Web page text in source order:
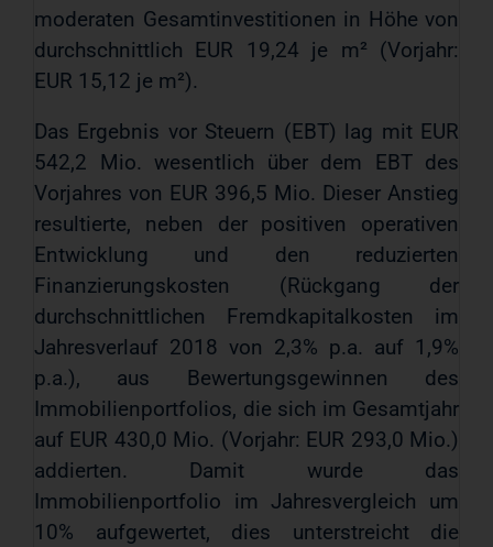
moderaten Gesamtinvestitionen in Höhe von
durchschnittlich EUR 19,24 je m² (Vorjahr:
EUR 15,12 je m²).
Das Ergebnis vor Steuern (EBT) lag mit EUR
542,2 Mio. wesentlich über dem EBT des
Vorjahres von EUR 396,5 Mio. Dieser Anstieg
resultierte, neben der positiven operativen
Entwicklung und den reduzierten
Finanzierungskosten (Rückgang der
durchschnittlichen Fremdkapitalkosten im
Jahresverlauf 2018 von 2,3% p.a. auf 1,9%
p.a.), aus Bewertungsgewinnen des
Immobilienportfolios, die sich im Gesamtjahr
auf EUR 430,0 Mio. (Vorjahr: EUR 293,0 Mio.)
addierten. Damit wurde das
Immobilienportfolio im Jahresvergleich um
10% aufgewertet, dies unterstreicht die